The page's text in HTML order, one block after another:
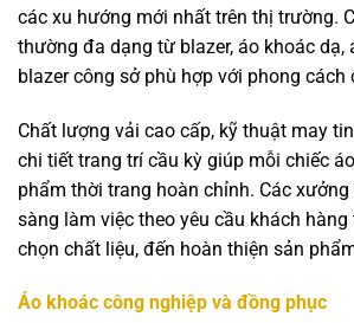
các xu hướng mới nhất trên thị trường.
thường đa dạng từ blazer, áo khoác dạ,
blazer công sở phù hợp với phong cách
Chất lượng vải cao cấp, kỹ thuật may
chi tiết trang trí cầu kỳ giúp mỗi chiếc
phẩm thời trang hoàn chỉnh. Các
sàng làm việc theo yêu cầu khách
chọn chất liệu, đến hoàn thiện sản
Áo khoác công nghiệp và đồng phục